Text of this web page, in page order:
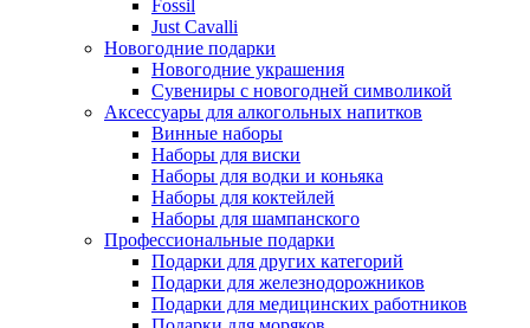
Fossil
Just Cavalli
Новогодние подарки
Новогодние украшения
Сувениры с новогодней символикой
Аксессуары для алкогольных напитков
Винные наборы
Наборы для виски
Наборы для водки и коньяка
Наборы для коктейлей
Наборы для шампанского
Профессиональные подарки
Подарки для других категорий
Подарки для железнодорожников
Подарки для медицинских работников